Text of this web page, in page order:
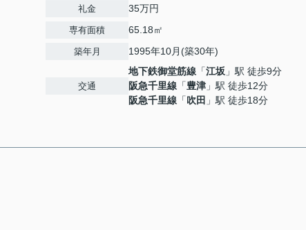
礼金 35万円
専有面積 65.18㎡
築年月 1995年10月(築30年)
交通
地下鉄御堂筋線 「江坂 」駅 徒歩9分
阪急千里線 「豊津 」駅 徒歩12分
阪急千里線 「吹田 」駅 徒歩18分